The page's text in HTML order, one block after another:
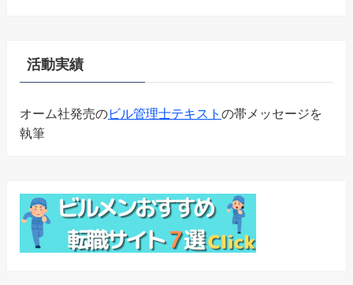
活動実績
オーム社発売のビル管理士テキスト の帯メッセージを
執筆